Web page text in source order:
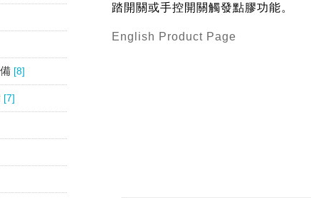
[8]
[7]
踏開關或手控開關觸發點膠功能。
English Product Page